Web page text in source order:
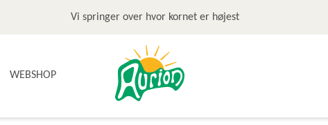
Vi springer over hvor kornet er højest
WEBSHOP